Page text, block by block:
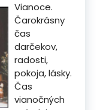
Vianoce.
Čarokrásny
čas
darčekov,
radosti,
pokoja, lásky.
Čas
vianočných